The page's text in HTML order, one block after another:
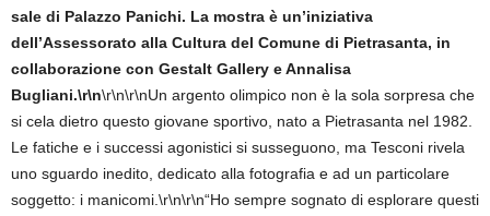
sale di Palazzo Panichi. La mostra è un’iniziativa
dell’Assessorato alla Cultura del Comune di Pietrasanta, in
collaborazione con Gestalt Gallery e Annalisa
Bugliani.\r\n\r\n\r\nUn argento olimpico non è la sola sorpresa che
si cela dietro questo giovane sportivo, nato a Pietrasanta nel 1982.
Le fatiche e i successi agonistici si susseguono, ma Tesconi rivela
uno sguardo inedito, dedicato alla fotografia e ad un particolare
soggetto: i manicomi.\r\n\r\n“Ho sempre sognato di esplorare questi